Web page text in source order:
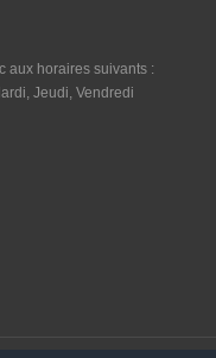
aux horaires suivants :
Jeudi, Vendredi